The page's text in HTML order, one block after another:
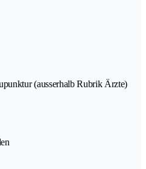
(ausserhalb Rubrik Ärzte)